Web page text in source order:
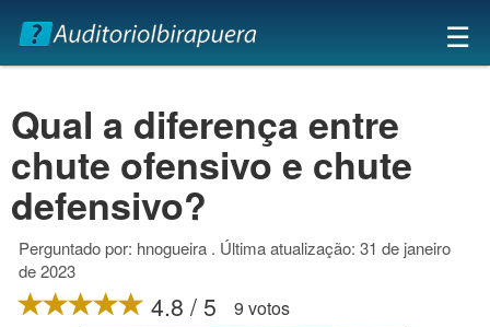
×
☰
Qual a diferença entre
chute ofensivo e chute
defensivo?
Perguntado por: hnogueira . Última atualização: 31 de janeiro
de 2023
4.8 / 5 9 votos